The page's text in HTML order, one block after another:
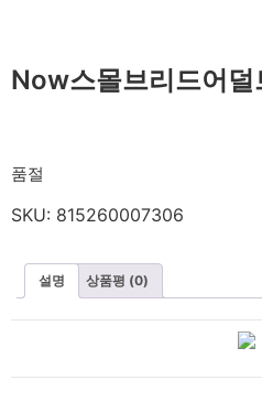
Now스몰브리드어
품절
SKU: 815260007306
설명 상품평 (0)